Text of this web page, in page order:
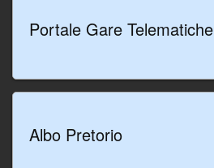
Portale Gare Telematiche
Albo Pretorio